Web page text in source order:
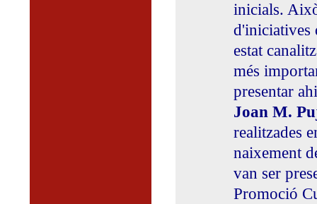
inicials.
d'iniciatives
estat
més
presentar
Joan M.
realitzades
naixement
van ser
Promoció